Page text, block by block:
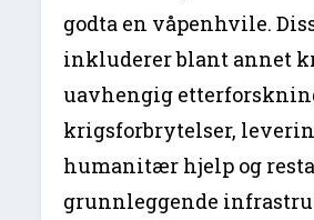
godta en våpenhvile.
inkluderer blant annet
uavhengig
krigsforbrytelser,
humanitær hjelp og
grunnleggende